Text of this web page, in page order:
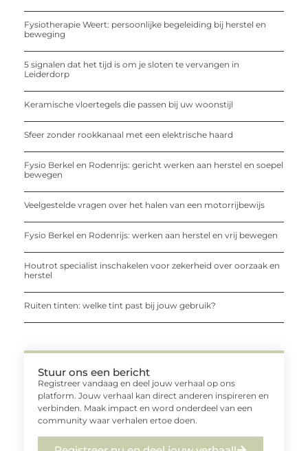
Fysiotherapie Weert: persoonlijke begeleiding bij herstel en
beweging
5 signalen dat het tijd is om je sloten te vervangen in
Leiderdorp
Keramische vloertegels die passen bij uw woonstijl
Sfeer zonder rookkanaal met een elektrische haard
Fysio Berkel en Rodenrijs: gericht werken aan herstel en soepel
bewegen
Veelgestelde vragen over het halen van een motorrijbewijs
Fysio Berkel en Rodenrijs: werken aan herstel en vrij bewegen
Houtrot specialist inschakelen voor zekerheid over oorzaak en
herstel
Ruiten tinten: welke tint past bij jouw gebruik?
Stuur ons een bericht
Registreer vandaag en deel jouw verhaal op ons
platform. Jouw verhaal kan direct anderen inspireren en
verbinden. Maak impact en word onderdeel van een
community waar verhalen ertoe doen.